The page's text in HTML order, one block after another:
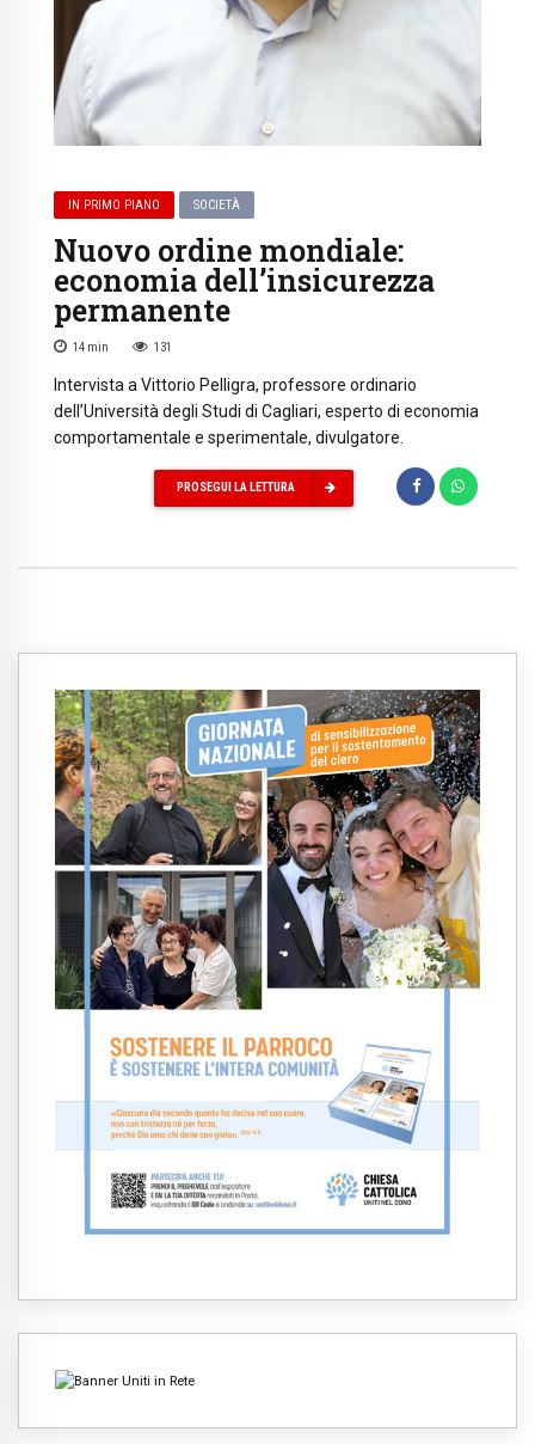
IN PRIMO PIANO SOCIETÀ
Nuovo ordine mondiale:
economia dell’insicurezza
permanente
14 min 131
Intervista a Vittorio Pelligra, professore ordinario
dell’Università degli Studi di Cagliari, esperto di economia
comportamentale e sperimentale, divulgatore.
PROSEGUI LA LETTURA